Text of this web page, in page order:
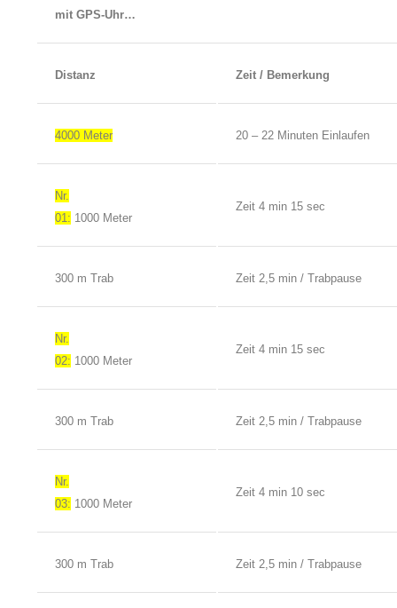
mit GPS-Uhr…
Distanz Zeit / Bemerkung
4000 Meter 20 – 22 Minuten Einlaufen
Nr.
01: 1000 Meter
Zeit 4 min 15 sec
300 m Trab Zeit 2,5 min / Trabpause
Nr.
02: 1000 Meter
Zeit 4 min 15 sec
300 m Trab Zeit 2,5 min / Trabpause
Nr.
03: 1000 Meter
Zeit 4 min 10 sec
300 m Trab Zeit 2,5 min / Trabpause